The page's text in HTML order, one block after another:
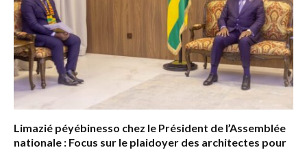
Limazié péyébinesso chez le Président de l’Assemblée
nationale : Focus sur le plaidoyer des architectes pour